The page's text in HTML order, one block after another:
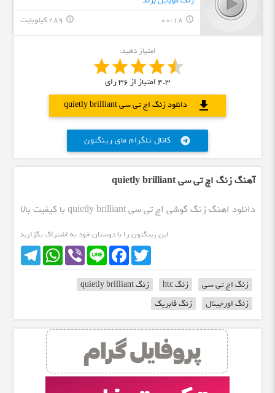
query_builder
00:18 289 کیلوبایت info_outline
امتیاز دهید:
4.3 امتیاز از36رای
دانلود زنگ اچ تی سی quietly brilliant
download
کانال تلگرام مای رینگتون telegram
آهنگ زنگ اچ تی سی quietly brilliant
دانلود اهنگ زنگ گوشی اچ تی سی quietly brilliant با کیفیت بالا
این رینگتون را با دوستان خود به اشتراک بگزارید
TelegramWhatsApp Viber Line
FacebookTwitter
زنگ اچ تی سی زنگ htc
زنگ quietly brilliant
زنگ اورجینال
زنگ فابریک